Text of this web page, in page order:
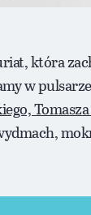
która
w